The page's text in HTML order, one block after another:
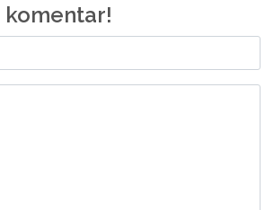
komentar!